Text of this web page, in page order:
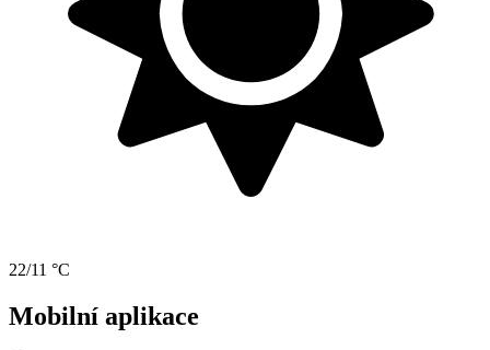
22/11 °C
Mobilní aplikace